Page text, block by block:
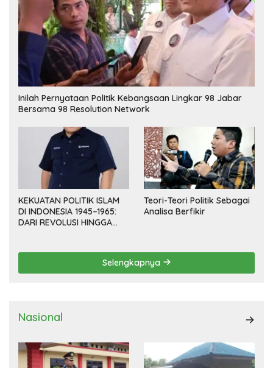
Inilah Pernyataan Politik Kebangsaan Lingkar 98 Jabar
Bersama 98 Resolution Network
KEKUATAN POLITIK ISLAM
DI INDONESIA 1945–1965:
DARI REVOLUSI HINGGA
Teori-Teori Politik Sebagai
Analisa Berfikir
Selengkapnya
Nasional